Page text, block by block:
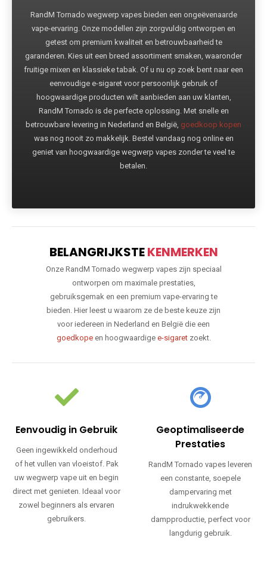
RandM Tornado wegwerp vapes bieden een ongeëvenaarde
vape-ervaring. Onze modellen zijn zorgvuldig ontworpen en
getest om premium kwaliteit en betrouwbaarheid te
garanderen. Kies uit een breed assortiment smaken, waaronder
fruitige mixen en klassieke tabak. Of u nu op zoek bent naar een
eenvoudige e-sigaret voor persoonlijk gebruik of
hoogwaardige producten wilt aanbieden aan uw klanten,
RandM Tornado is de perfecte oplossing. Met snelle en
betrouwbare levering in Nederland en België, goedkoop kopen
was nog nooit zo makkelijk. Bestel vandaag nog online en
geniet van hoogwaardige wegwerp vapes zonder te veel te
betalen.
BELANGRIJKSTEKENMERKEN
Onze RandM Tornado wegwerp vapes zijn speciaal
ontworpen om maximale prestaties,
gebruiksgemak en een premium vape-ervaring te
bieden. Hier leest u waarom ze de beste keuze zijn
voor iedereen in Nederland en België die een
goedkopeen hoogwaardige e-sigaretzoekt.
Eenvoudig in Gebruik
Geen ingewikkeld onderhoud
of het vullen van vloeistof. Pak
uw wegwerp vape uit en begin
direct met genieten. Ideaal voor
zowel beginners als ervaren
gebruikers.
Geoptimaliseerde
Prestaties
RandM Tornado vapes leveren
een constante, soepele
dampervaring met
indrukwekkende
dampproductie, perfect voor
langdurig gebruik.